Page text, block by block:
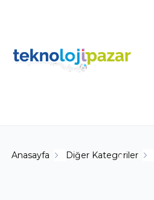
Anasayfa Diğer Kategoriler